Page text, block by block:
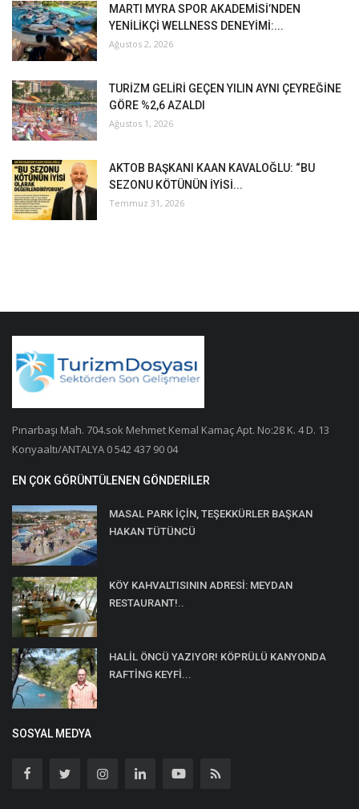
MARTI MYRA SPOR AKADEMİSİ’NDEN
YENİLİKÇİ WELLNESS DENEYİMİ:...
Ağustos 2, 2026
TURİZM GELİRİ GEÇEN YILIN AYNI ÇEYREĞİNE
GÖRE %2,6 AZALDI
Ağustos 1, 2026
AKTOB BAŞKANI KAAN KAVALOĞLU: “BU
SEZONU KÖTÜNÜN İYİSİ...
Temmuz 31, 2026
Pınarbaşı Mah. 704.sok Mehmet Kemal Kamaç Apt. No:28 K. 4 D. 13
Konyaaltı/ANTALYA 0 542 437 90 04
EN ÇOK GÖRÜNTÜLENEN GÖNDERILER
MASAL PARK İÇİN, TEŞEKKÜRLER BAŞKAN
HAKAN TÜTÜNCÜ
KÖY KAHVALTISININ ADRESİ: MEYDAN
RESTAURANT!..
HALİL ÖNCÜ YAZIYOR! KÖPRÜLÜ KANYONDA
RAFTİNG KEYFİ...
SOSYAL MEDYA